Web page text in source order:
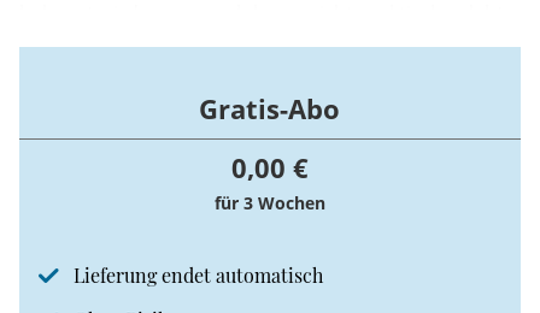
werden. Ein jüngstes Beispiel dafür lieferte die
Gratis-Abo
0,00 €
für 3 Wochen
Lieferung endet automatisch